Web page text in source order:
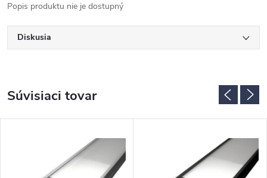
Popis produktu nie je dostupný
Diskusia
Súvisiaci tovar